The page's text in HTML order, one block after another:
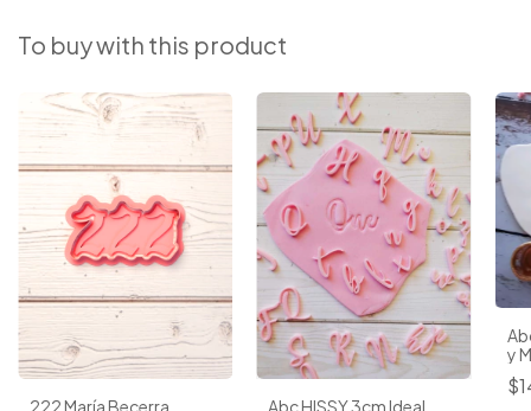
To buy with this product
222 María Becerra
Abc HISSY 3cm Ideal
y